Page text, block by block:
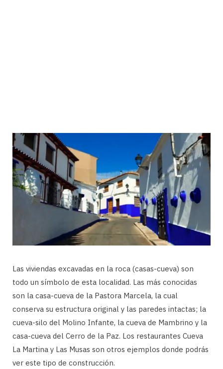
Las viviendas excavadas en la roca (casas-cueva) son
todo un símbolo de esta localidad. Las más conocidas
son la casa-cueva de la Pastora Marcela, la cual
conserva su estructura original y las paredes intactas; la
cueva-silo del Molino Infante, la cueva de Mambrino y la
casa-cueva del Cerro de la Paz. Los restaurantes Cueva
La Martina y Las Musas son otros ejemplos donde podrás
ver este tipo de construcción.